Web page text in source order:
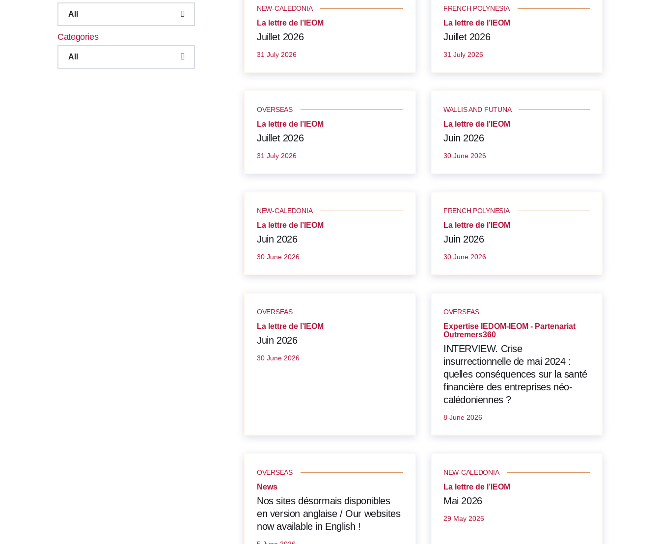
NEW-CALEDONIA
La lettre de l’IEOM
Juillet 2026
31 July 2026
FRENCH POLYNESIA
La lettre de l’IEOM
Juillet 2026
31 July 2026
OVERSEAS
La lettre de l’IEOM
Juillet 2026
31 July 2026
WALLIS AND FUTUNA
La lettre de l’IEOM
Juin 2026
30 June 2026
NEW-CALEDONIA
La lettre de l’IEOM
Juin 2026
30 June 2026
FRENCH POLYNESIA
La lettre de l’IEOM
Juin 2026
30 June 2026
OVERSEAS
La lettre de l’IEOM
Juin 2026
30 June 2026
OVERSEAS
Expertise IEDOM-IEOM - Partenariat
Outremers360
INTERVIEW. Crise
insurrectionnelle de mai 2024 :
quelles conséquences sur la santé
financière des entreprises néo-
calédoniennes ?
8 June 2026
OVERSEAS
News
Nos sites désormais disponibles
en version anglaise / Our websites
now available in English !
NEW-CALEDONIA
La lettre de l’IEOM
Mai 2026
29 May 2026
All
Categories
All